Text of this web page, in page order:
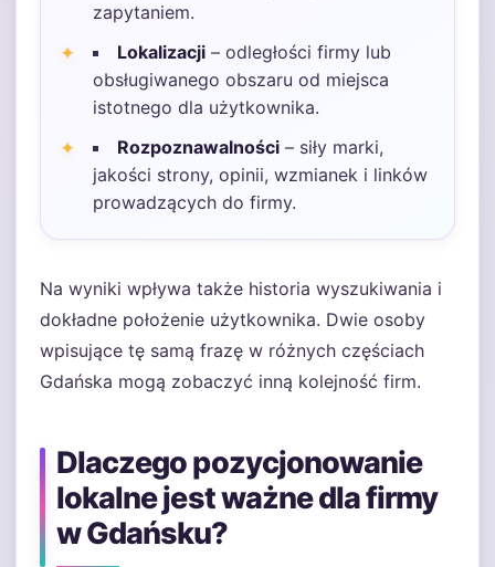
zapytaniem.
Lokalizacji – odległości firmy lub
obsługiwanego obszaru od miejsca
istotnego dla użytkownika.
Rozpoznawalności – siły marki,
jakości strony, opinii, wzmianek i linków
prowadzących do firmy.
Na wyniki wpływa także historia wyszukiwania i
dokładne położenie użytkownika. Dwie osoby
wpisujące tę samą frazę w różnych częściach
Gdańska mogą zobaczyć inną kolejność firm.
Dlaczego pozycjonowanie
lokalne jest ważne dla firmy
w Gdańsku?